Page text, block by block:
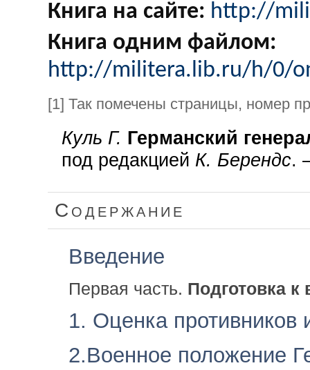
Книга на сайте: http://
Книга одним файлом:
http://militera.lib.ru/h/0/
[1] Так помечены страницы, номер
Куль Г. Германский
под редакцией К. Берендс.
Содержание
Введение
Первая часть. Подготовка к
1. Оценка
2.Военное положение